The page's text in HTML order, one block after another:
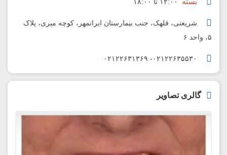
شریعتی، قلهک، جنب بیمارستان ایرانمهر، کوچه میری، پلاک
۵، واحد ۶
۰۲۱۲۲۶۳۵۵۳۰- ۰۲۱۲۲۶۳۱۳۶۹
گالری تصاویر